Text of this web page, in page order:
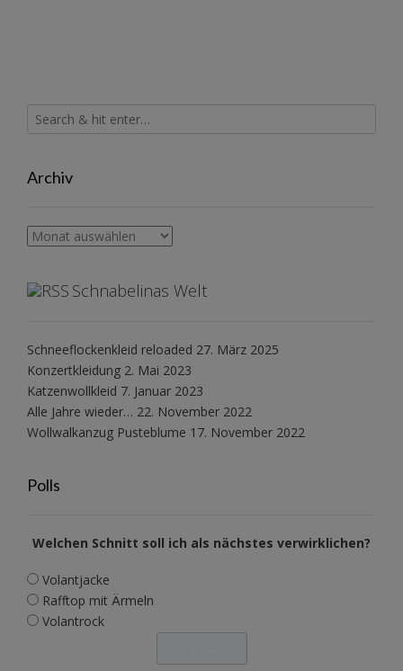
Archiv
Archiv
Schnabelinas Welt
Schneeflockenkleid reloaded 27. März 2025
Konzertkleidung 2. Mai 2023
Katzenwollkleid 7. Januar 2023
Alle Jahre wieder… 22. November 2022
Wollwalkanzug Pusteblume 17. November 2022
Polls
Welchen Schnitt soll ich als nächstes verwirklichen?
Volantjacke
Rafftop mit Ärmeln
Volantrock